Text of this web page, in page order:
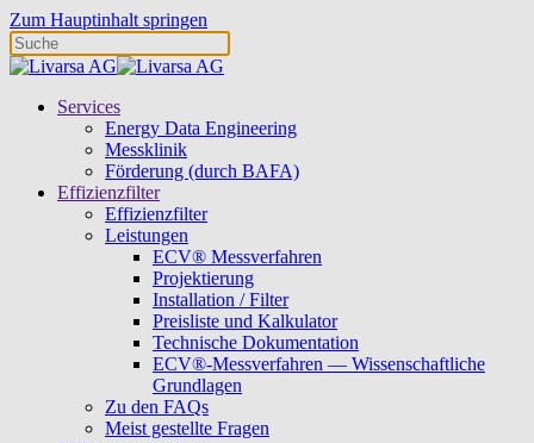
Zum Hauptinhalt springen
Services
Energy Data Engineering
Messklinik
Förderung (durch BAFA)
Effizienzfilter
Effizienzfilter
Leistungen
ECV® Messverfahren
Projektierung
Installation / Filter
Preisliste und Kalkulator
Technische Dokumentation
ECV®-Messverfahren — Wissenschaftliche
Grundlagen
Zu den FAQs
Meist gestellte Fragen